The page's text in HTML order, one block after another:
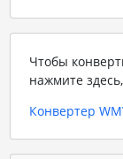
Чтобы
нажмите
Конвертер